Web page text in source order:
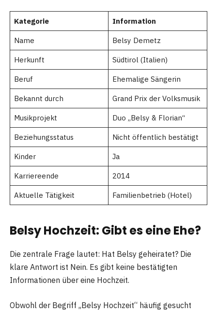
Kategorie Information
Name Belsy Demetz
Herkunft Südtirol (Italien)
Beruf Ehemalige Sängerin
Bekannt durch Grand Prix der Volksmusik
Musikprojekt Duo „Belsy & Florian“
Beziehungsstatus Nicht öffentlich bestätigt
Kinder Ja
Karriereende 2014
Aktuelle Tätigkeit Familienbetrieb (Hotel)
Belsy Hochzeit: Gibt es eine Ehe?
Die zentrale Frage lautet: Hat Belsy geheiratet? Die
klare Antwort ist Nein. Es gibt keine bestätigten
Informationen über eine Hochzeit.
Obwohl der Begriff „Belsy Hochzeit“ häufig gesucht